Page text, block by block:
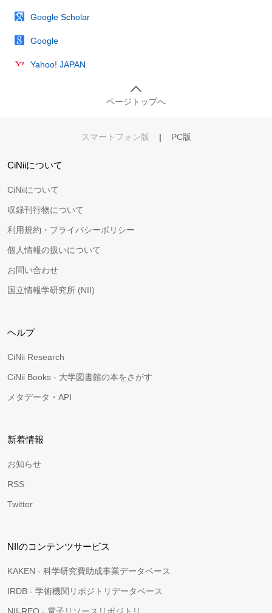
Google Scholar
Google
Yahoo! JAPAN
ページトップへ
スマートフォン版 | PC版
CiNiiについて
CiNiiについて
収録刊行物について
利用規約・プライバシーポリシー
個人情報の扱いについて
お問い合わせ
国立情報学研究所 (NII)
ヘルプ
CiNii Research
CiNii Books - 大学図書館の本をさがす
メタデータ・API
新着情報
お知らせ
RSS
Twitter
NIIのコンテンツサービス
KAKEN - 科学研究費助成事業データベース
IRDB - 学術機関リポジトリデータベース